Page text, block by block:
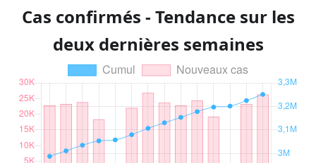
Cas confirmés - Tendance sur les
deux dernières semaines